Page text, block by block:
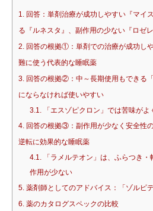
1. 回答：単剤治療が成功しやすい『マイ
る『ルネスタ』、副作用の少ない『ロゼレ
2. 回答の根拠①：単剤での治療が成功し
難に使う代表的な睡眠薬
3. 回答の根拠②：中～長期使用もできる
にならなければ使いやすい
3.1. 「エスゾピクロン」では苦味がよ
4. 回答の根拠③：副作用が少なく安全性
逆転に効果的な睡眠薬
4.1. 「ラメルテオン」は、ふらつき・
作用が少ない
5. 薬剤師としてのアドバイス：「ゾルピ
6. 薬のカタログスペックの比較